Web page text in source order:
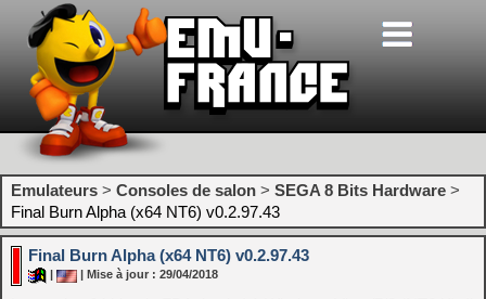
Emulateurs > Consoles de salon > SEGA 8 Bits Hardware >
Final Burn Alpha (x64 NT6) v0.2.97.43
Final Burn Alpha (x64 NT6) v0.2.97.43
| Mise à jour : 29/04/2018